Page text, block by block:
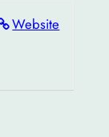
Website